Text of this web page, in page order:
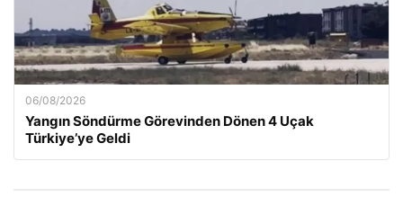
06/08/2026
Yangın Söndürme Görevinden Dönen 4 Uçak
Türkiye’ye Geldi